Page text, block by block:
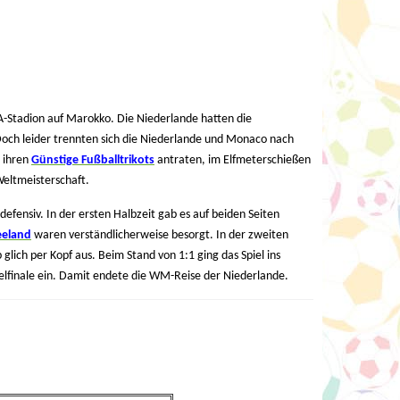
auf Marokko. Die Niederlande hatten die
leider trennten sich die Niederlande und Monaco nach
ihren Günstige Fußballtrikots antraten, im Elfmeterschießen
In der ersten Halbzeit gab es auf beiden Seiten
waren verständlicherweise besorgt. In der zweiten
per Kopf aus. Beim Stand von 1:1 ging das Spiel ins
ein. Damit endete die WM-Reise der Niederlande.